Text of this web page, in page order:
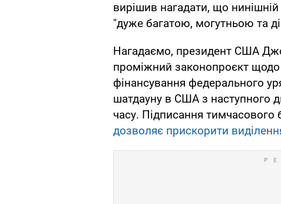
вирішив нагадати, що
"дуже багатою, могутньою та
Нагадаємо, президент США
проміжний законопроєкт
фінансування федерального
шатдауну в США з наступного
часу. Підписання тимчасового
дозволяє прискорити